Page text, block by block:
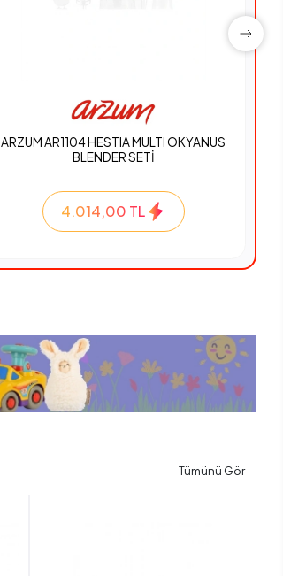
ARZUM AR1104 HESTIA MULTI OKYANUS
BLENDER SETİ
4.014,00 TL
Tümünü Gör